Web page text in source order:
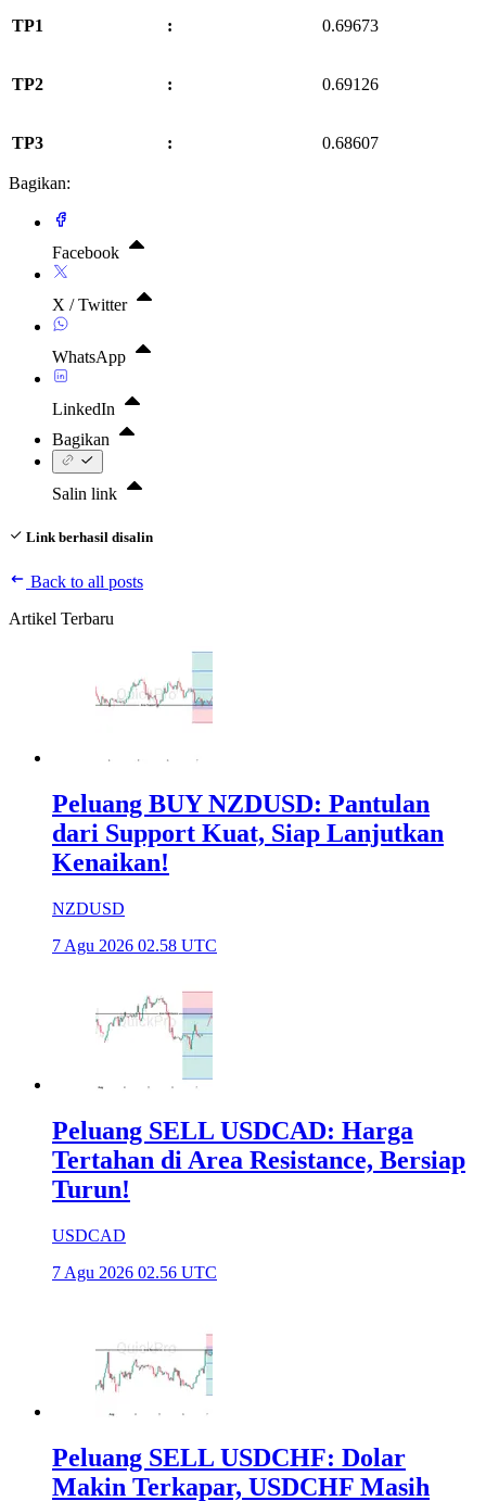
TP1 : 0.69673
TP2 : 0.69126
TP3 : 0.68607
Bagikan:
Facebook
X / Twitter
WhatsApp
LinkedIn
Bagikan
Salin link
Link berhasil disalin
Back to all posts
Artikel Terbaru
Peluang BUY NZDUSD: Pantulan
dari Support Kuat, Siap Lanjutkan
Kenaikan!
NZDUSD
7 Agu 2026 02.58 UTC
Peluang SELL USDCAD: Harga
Tertahan di Area Resistance, Bersiap
Turun!
USDCAD
7 Agu 2026 02.56 UTC
Peluang SELL USDCHF: Dolar
Makin Terkapar, USDCHF Masih